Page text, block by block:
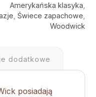
Amerykańska klasyka
Świece zapachowe
Woodwick
dodatkowe
posiadają